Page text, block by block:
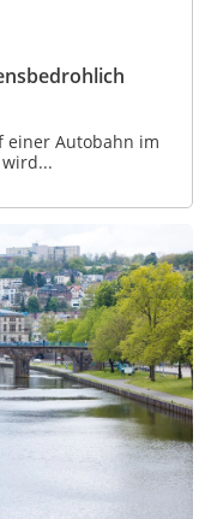
einer Autobahn im